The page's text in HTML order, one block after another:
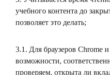
учебного контента до
позволяет это делать;
3.1. Для браузеров Chrome
возможности,
проверяем, открыта ли